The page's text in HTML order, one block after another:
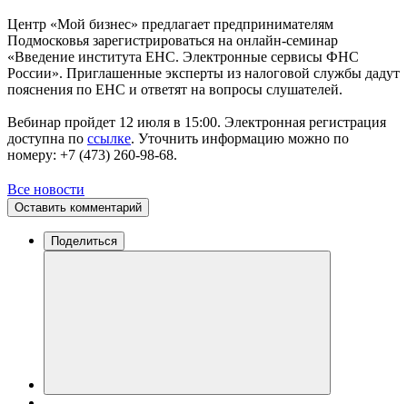
Центр «Мой бизнес» предлагает предпринимателям
Подмосковья зарегистрироваться на онлайн-семинар
«Введение института ЕНС. Электронные сервисы ФНС
России». Приглашенные эксперты из налоговой службы дадут
пояснения по ЕНС и ответят на вопросы слушателей.
Вебинар пройдет 12 июля в 15:00. Электронная регистрация
доступна по ссылке. Уточнить информацию можно по
номеру: +7 (473) 260-98-68.
Все новости
Оставить комментарий
Поделиться